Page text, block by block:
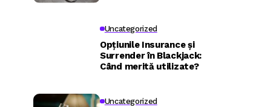
Uncategorized
Opțiunile Insurance și
Surrender în Blackjack:
Când merită utilizate?
Uncategorized